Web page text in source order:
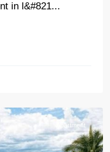
in l&#821...
Apartment